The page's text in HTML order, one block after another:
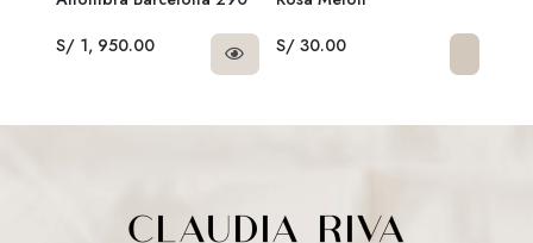
S/ 1, 950.00
S/ 30.00